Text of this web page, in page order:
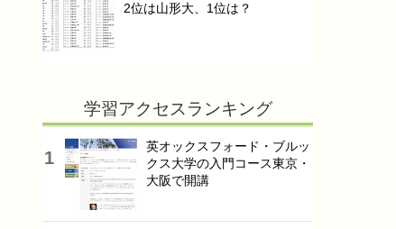
2位は山形大、1位は？
学習アクセスランキング
英オックスフォード・ブルッ
クス大学の入門コース東京・
大阪で開講